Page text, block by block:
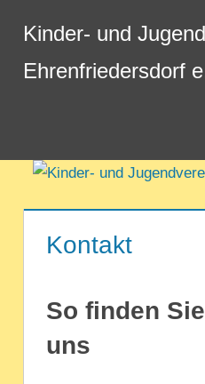
Inhalt
springen
Kinder- und
Ehrenfriedersdorf
Kontakt
So finden
uns